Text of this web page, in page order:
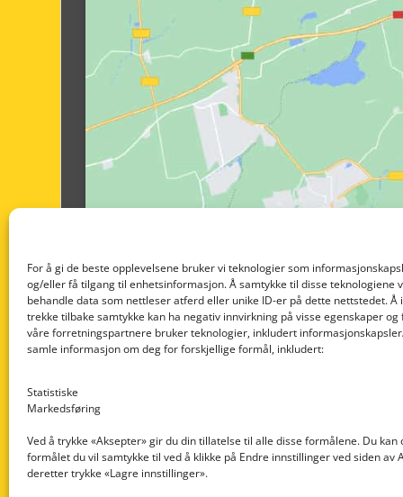
For å gi de beste opplevelsene bruker vi teknologier som
og/eller få tilgang til enhetsinformasjon. Å samtykke til disse teknologiene
behandle data som nettleser atferd eller unike ID-er på dette nettstedet. Å
trekke tilbake samtykke kan ha negativ innvirkning på visse egenskaper og
våre forretningspartnere bruker teknologier, inkludert
samle informasjon om deg for forskjellige formål, inkludert:
Statistiske
Markedsføring
Ved å trykke «Aksepter» gir du din tillatelse til alle disse formålene. Du kan
formålet du vil samtykke til ved å klikke på Endre innstillinger ved siden av
deretter trykke «Lagre innstillinger».
Nedre Nøttveit 60, 5238 Rådal